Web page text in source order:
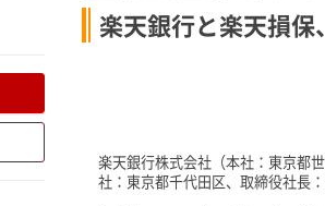
楽天銀行と楽天損
楽天銀行株式会社（本社：東京都
社：東京都千代田区、取締役社長